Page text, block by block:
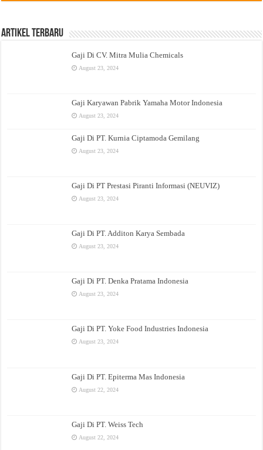
Artikel Terbaru
Gaji Di CV. Mitra Mulia Chemicals
August 23, 2024
Gaji Karyawan Pabrik Yamaha Motor Indonesia
August 23, 2024
Gaji Di PT. Kurnia Ciptamoda Gemilang
August 23, 2024
Gaji Di PT Prestasi Piranti Informasi (NEUVIZ)
August 23, 2024
Gaji Di PT. Additon Karya Sembada
August 23, 2024
Gaji Di PT. Denka Pratama Indonesia
August 23, 2024
Gaji Di PT. Yoke Food Industries Indonesia
August 23, 2024
Gaji Di PT. Epiterma Mas Indonesia
August 22, 2024
Gaji Di PT. Weiss Tech
August 22, 2024